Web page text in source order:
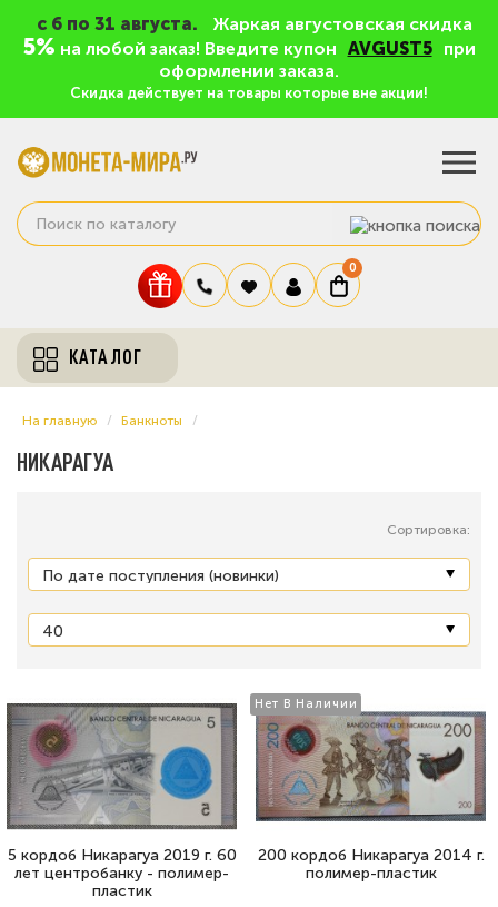
c 6 по 31 августа. Жаркая августовская скидка
5% на любой заказ! Введите купон AVGUST5
при
оформлении заказа.
Скидка действует на товары которые вне акции!
0
КАТАЛОГ
На главную Банкноты
НИКАРАГУА
Сортировка:
5 кордоб Никарагуа 2019 г. 60
лет центробанку - полимер-
пластик
Нет В Наличии
200 кордоб Никарагуа 2014 г.
полимер-пластик